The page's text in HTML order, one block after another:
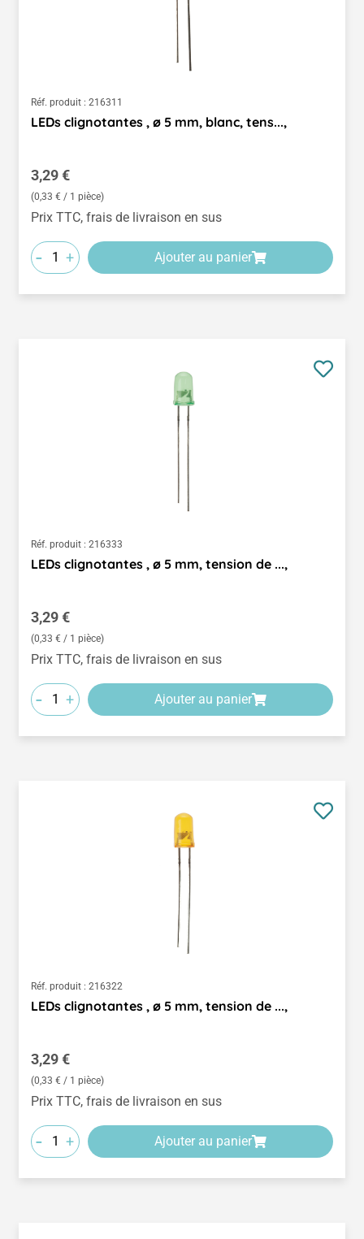
Réf. produit : 216311
LEDs clignotantes , ø 5 mm, blanc, tens...,
Prix régulier :
3,29 €
(0,33 € / 1 pièce)
Prix TTC, frais de livraison en sus
- + Ajouter au panier
Réf. produit : 216333
LEDs clignotantes , ø 5 mm, tension de ...,
Prix régulier :
3,29 €
(0,33 € / 1 pièce)
Prix TTC, frais de livraison en sus
- + Ajouter au panier
Réf. produit : 216322
LEDs clignotantes , ø 5 mm, tension de ...,
Prix régulier :
3,29 €
(0,33 € / 1 pièce)
Prix TTC, frais de livraison en sus
- + Ajouter au panier